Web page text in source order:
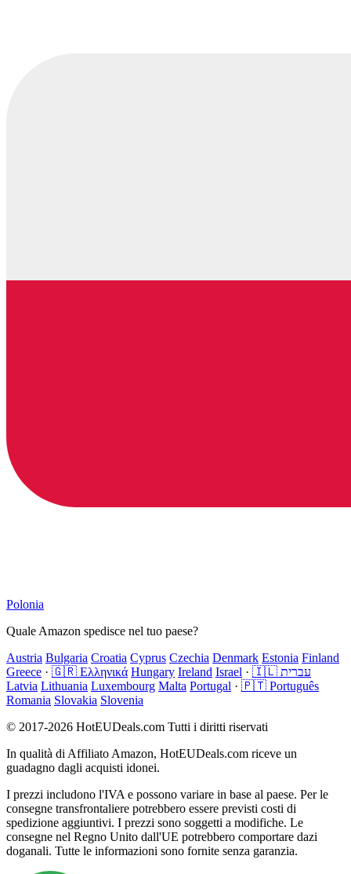
Polonia
Quale Amazon spedisce nel tuo paese?
Austria Bulgaria Croatia Cyprus Czechia Denmark Estonia Finland
Greece · 🇬🇷 Ελληνικά Hungary Ireland Israel ·
🇮🇱 עברית
Latvia Lithuania Luxembourg Malta Portugal · 🇵🇹 Português
Romania Slovakia Slovenia
© 2017-2026 HotEUDeals.com Tutti i diritti riservati
In qualità di Affiliato Amazon, HotEUDeals.com riceve un
guadagno dagli acquisti idonei.
I prezzi includono l'IVA e possono variare in base al paese. Per le
consegne transfrontaliere potrebbero essere previsti costi di
spedizione aggiuntivi. I prezzi sono soggetti a modifiche. Le
consegne nel Regno Unito dall'UE potrebbero comportare dazi
doganali. Tutte le informazioni sono fornite senza garanzia.